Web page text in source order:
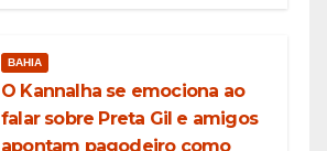
BAHIA
O Kannalha se emociona ao
falar sobre Preta Gil e amigos
apontam pagodeiro como